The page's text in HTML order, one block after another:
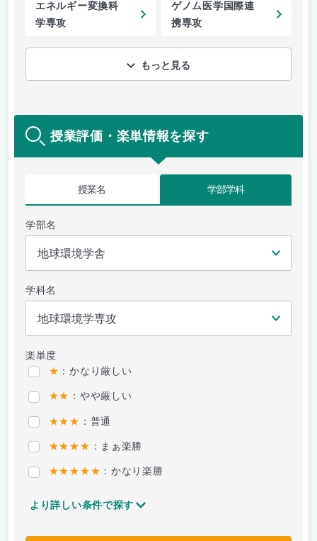
エネルギー変換科
学専攻
ゲノム医学国際連
携専攻
もっと見る
授業評価・楽単情報を探す
授業名 学部学科
学部名
学科名
楽単度
★ ：かなり厳しい
★★ ：やや厳しい
★★★ ：普通
★★★★ ：まぁ楽勝
★★★★★ ：かなり楽勝
より詳しい条件で探す